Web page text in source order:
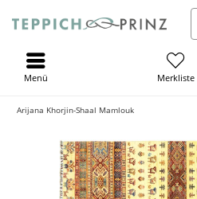
Merkliste
Menü
Arijana Khorjin-Shaal Mamlouk